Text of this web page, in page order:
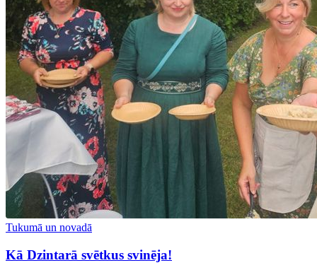
Tukumā un novadā
Kā Dzintarā svētkus svinēja!